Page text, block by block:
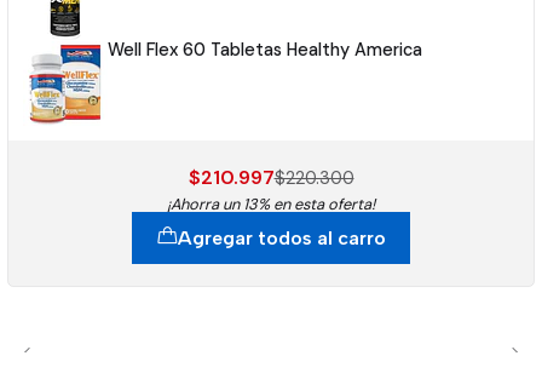
Well Flex 60 Tabletas Healthy America
$210.997$220.300
¡Ahorra un 13% en esta oferta!
Agregar todos al carro